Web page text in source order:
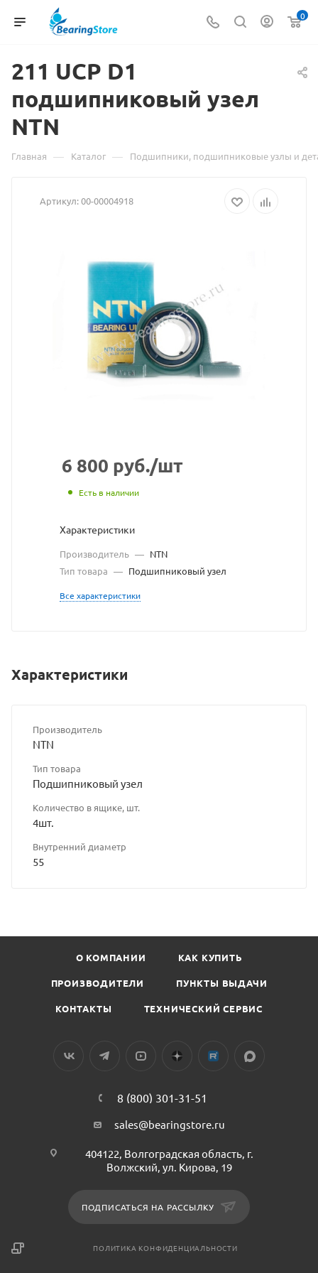
0
211 Материал
о
товаре
211
D1
узел
NTN
взят
сайта
https://
без
разрешения
сайта
UCP D1
подшипниковый узел
NTN
Главная — Каталог — Подшипники, подшипниковые узлы и
Артикул:00-00004918
6 800 руб./шт
Есть в наличии
Характеристики
Производитель — NTN
Тип товара — Подшипниковый узел
Все характеристики
Характеристики
Производитель
NTN
Тип товара
Подшипниковый узел
Количество в ящике, шт.
4шт.
Внутренний диаметр
55
О КОМПАНИИ КАК КУПИТЬ
ПРОИЗВОДИТЕЛИ ПУНКТЫ ВЫДАЧИ
КОНТАКТЫ ТЕХНИЧЕСКИЙ СЕРВИС
8 (800) 301-31-51
sales@bearingstore.ru
404122, Волгоградская область, г.
Волжский, ул. Кирова, 19
ПОДПИСАТЬСЯ НА РАССЫЛКУ
ПОЛИТИКА КОНФИДЕНЦИАЛЬНОСТИ